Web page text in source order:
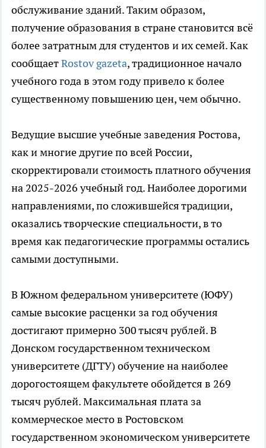
обслуживание зданий. Таким образом,
получение образования в стране становится всё
более затратным для студентов и их семей. Как
сообщаетRostov gazeta, традиционное начало
учебного года в этом году привело к более
существенному повышению цен, чем обычно.
Ведущие высшие учебные заведения Ростова,
как и многие другие по всей России,
скорректировали стоимость платного обучения
на 2025-2026 учебный год. Наиболее дорогими
направлениями, по сложившейся традиции,
оказались творческие специальности, в то
время как педагогические программы остались
самыми доступными.
В Южном федеральном университете (ЮФУ)
самые высокие расценки за год обучения
достигают примерно 300 тысяч рублей. В
Донском государственном техническом
университете (ДГТУ) обучение на наиболее
дорогостоящем факультете обойдется в 269
тысяч рублей. Максимальная плата за
коммерческое место в Ростовском
государственном экономическом университете